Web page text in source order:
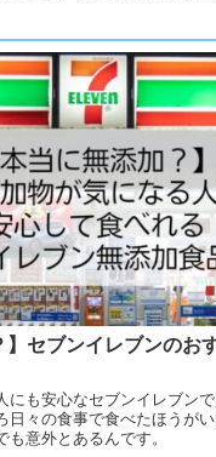
】セブンイレブンのお
にも安心なセブンイレブン
日々の食事で食べたほうが
意外とあるんです。